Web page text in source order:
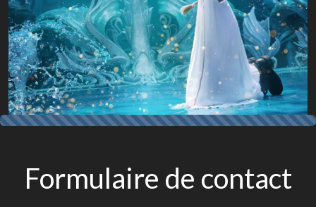
Formulaire de contact